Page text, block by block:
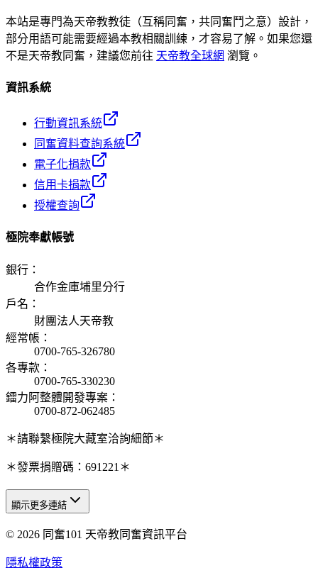
本站是專門為天帝教教徒（互稱同奮，共同奮鬥之意）設計，
部分用語可能需要經過本教相關訓練，才容易了解。如果您還
不是天帝教同奮，建議您前往 天帝教全球網 瀏覽。
資訊系統
行動資訊系統
同奮資料查詢系統
電子化捐款
信用卡捐款
授權查詢
極院奉獻帳號
銀行 ：
合作金庫埔里分行
戶名 ：
財團法人天帝教
經常帳 ：
0700-765-326780
各專款 ：
0700-765-330230
鐳力阿整體開發專案 ：
0700-872-062485
＊請聯繫極院大藏室洽詢細節＊
＊發票捐贈碼：691221＊
天人研究總院
天人研究學院
顯示更多連結
© 2026 同奮101 天帝教同奮資訊平台
隱私權政策